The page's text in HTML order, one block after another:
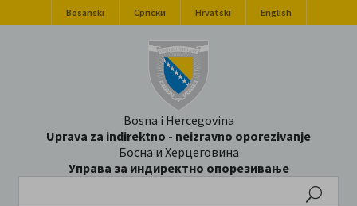
Bosanski Српски Hrvatski English
Bosna i Hercegovina
Uprava za indirektno - neizravno oporezivanje
Босна и Херцеговина
Управа за индиректно опорезивање